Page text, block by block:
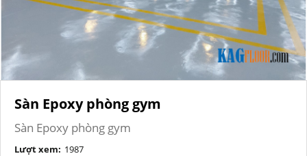
Sàn Epoxy phòng gym
Sàn Epoxy phòng gym
Lượt xem: 1987